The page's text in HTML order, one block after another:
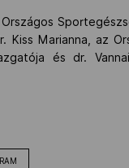
Kiss Marianna, az
és dr.